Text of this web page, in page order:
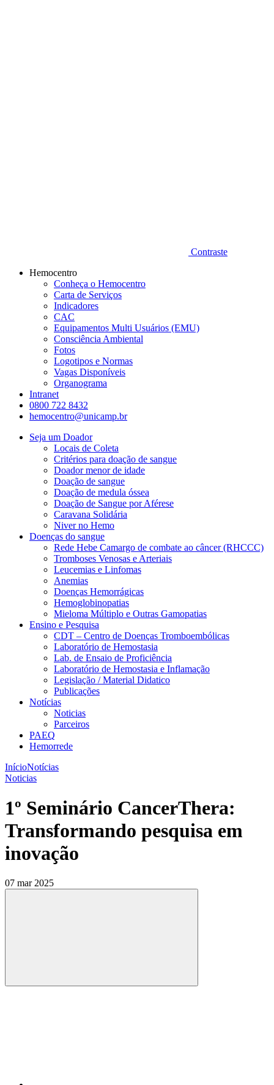
Contraste
Hemocentro
Conheça o Hemocentro
Carta de Serviços
Indicadores
CAC
Equipamentos Multi Usuários (EMU)
Consciência Ambiental
Fotos
Logotipos e Normas
Vagas Disponíveis
Organograma
Intranet
0800 722 8432
hemocentro@unicamp.br
Seja um Doador
Locais de Coleta
Critérios para doação de sangue
Doador menor de idade
Doação de sangue
Doação de medula óssea
Doação de Sangue por Aférese
Caravana Solidária
Niver no Hemo
Doenças do sangue
Rede Hebe Camargo de combate ao câncer (RHCCC)
Tromboses Venosas e Arteriais
Leucemias e Linfomas
Anemias
Doenças Hemorrágicas
Hemoglobinopatias
Mieloma Múltiplo e Outras Gamopatias
Ensino e Pesquisa
CDT – Centro de Doenças Tromboembólicas
Laboratório de Hemostasia
Lab. de Ensaio de Proficiência
Laboratório de Hemostasia e Inflamação
Legislação / Material Didatico
Publicações
Notícias
Noticias
Parceiros
PAEQ
Hemorrede
InícioNotícias
Noticias
1º Seminário CancerThera:
Transformando pesquisa em
inovação
07 mar 2025
Compartilhar